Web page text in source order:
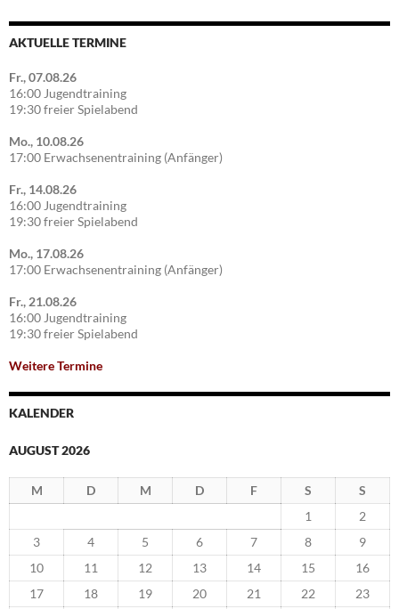
AKTUELLE TERMINE
Fr., 07.08.26
16:00 Jugendtraining
19:30 freier Spielabend
Mo., 10.08.26
17:00 Erwachsenentraining (Anfänger)
Fr., 14.08.26
16:00 Jugendtraining
19:30 freier Spielabend
Mo., 17.08.26
17:00 Erwachsenentraining (Anfänger)
Fr., 21.08.26
16:00 Jugendtraining
19:30 freier Spielabend
Weitere Termine
KALENDER
AUGUST 2026
M D M D F S
S
1
2
3
4 5 6 7 8
9
10
11 12 13 14 15
16
17
18 19 20 21 22
23